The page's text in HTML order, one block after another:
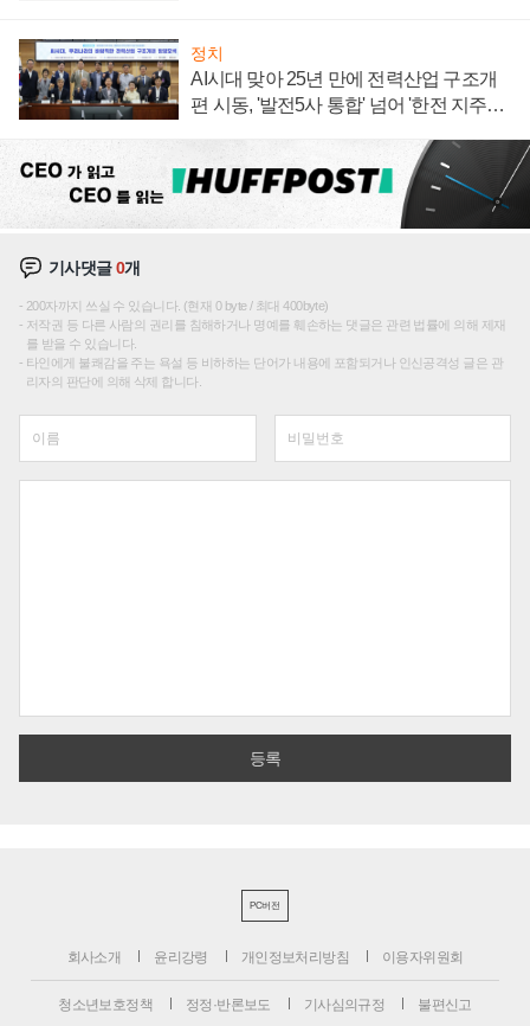
정치
AI시대 맞아 25년 만에 전력산업 구조개
편 시동, '발전5사 통합' 넘어 '한전 지주사'
기사댓글0개
200자까지 쓰실 수 있습니다. (현재 0 byte / 최대 400byte)
저작권 등 다른 사람의 권리를 침해하거나 명예를 훼손하는 댓글은 관련 법률에 의해 제재
를 받을 수 있습니다.
타인에게 불쾌감을 주는 욕설 등 비하하는 단어가 내용에 포함되거나 인신공격성 글은 관
리자의 판단에 의해 삭제 합니다.
PC버전
회사소개 윤리강령 개인정보처리방침 이용자위원회
청소년보호정책 정정·반론보도 기사심의규정 불편신고